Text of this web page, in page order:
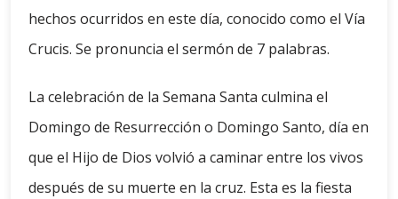
hechos ocurridos en este día, conocido como el Vía
Crucis. Se pronuncia el sermón de 7 palabras.
La celebración de la Semana Santa culmina el
Domingo de Resurrección o Domingo Santo, día en
que el Hijo de Dios volvió a caminar entre los vivos
después de su muerte en la cruz. Esta es la fiesta